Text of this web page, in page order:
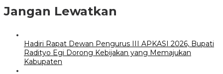
Jangan Lewatkan
Hadiri Rapat Dewan Pengurus III APKASI 2026, Bupati
Radityo Egi Dorong Kebijakan yang Memajukan
Kabupaten